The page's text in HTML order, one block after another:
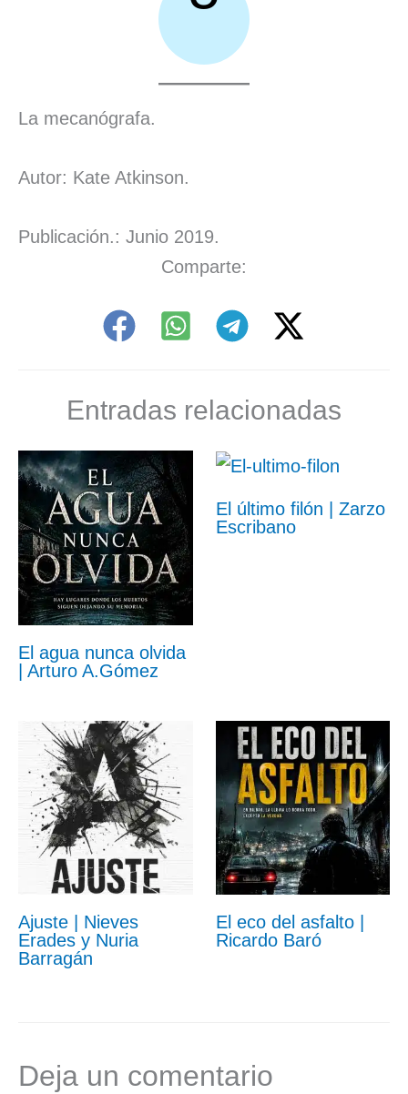
La mecanógrafa.
Autor: Kate Atkinson.
Publicación.: Junio 2019.
Comparte:
Entradas relacionadas
El agua nunca olvida
| Arturo A.Gómez
El último filón | Zarzo
Escribano
Ajuste | Nieves
Erades y Nuria
Barragán
El eco del asfalto |
Ricardo Baró
Deja un comentario